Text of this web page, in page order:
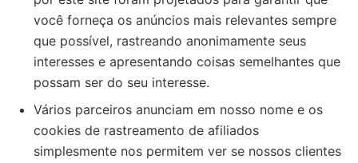
você forneça os anúncios mais relevantes sempre
que possível, rastreando anonimamente seus
interesses e apresentando coisas semelhantes que
possam ser do seu interesse.
Vários parceiros anunciam em nosso nome e os
cookies de rastreamento de afiliados
simplesmente nos permitem ver se nossos clientes